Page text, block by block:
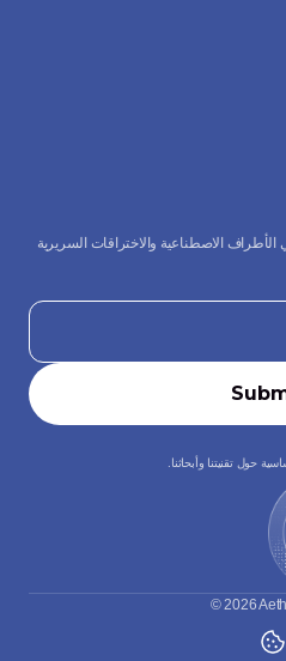
حول تقنيتنا وأبحاثنا.